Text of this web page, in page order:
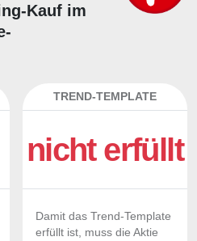
Kauf im
TREND-TEMPLATE
nicht erfüllt
Damit das Trend-Template
erfüllt ist, muss die Aktie